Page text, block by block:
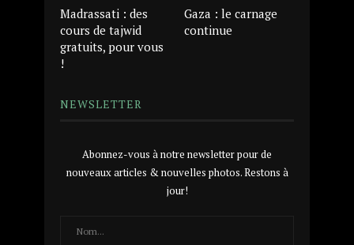
Madrassati : des
cours de tajwid
gratuits, pour vous
!
Gaza : le carnage
continue
NEWSLETTER
Abonnez-vous à notre newsletter pour de
nouveaux articles & nouvelles photos. Restons à
jour!